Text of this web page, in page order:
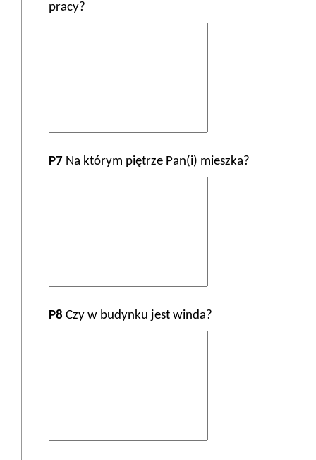
pracy?
P7 Na którym piętrze Pan(i) mieszka?
P8 Czy w budynku jest winda?